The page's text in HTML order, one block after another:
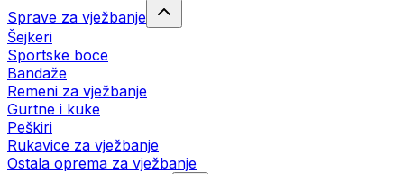
Sprave za vježbanje
Šejkeri
Sportske boce
Bandaže
Remeni za vježbanje
Gurtne i kuke
Peškiri
Rukavice za vježbanje
Ostala oprema za vježbanje